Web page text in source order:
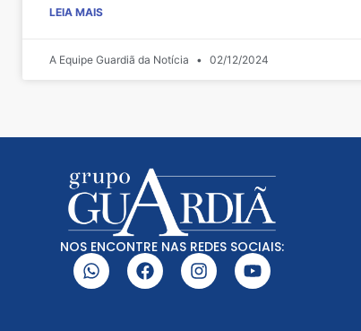
LEIA MAIS
A Equipe Guardiã da Notícia 02/12/2024
NOS ENCONTRE NAS REDES SOCIAIS: